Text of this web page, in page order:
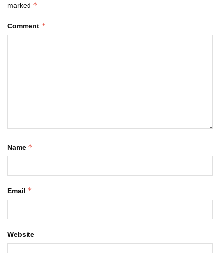
marked *
Comment *
Name *
Email *
Website